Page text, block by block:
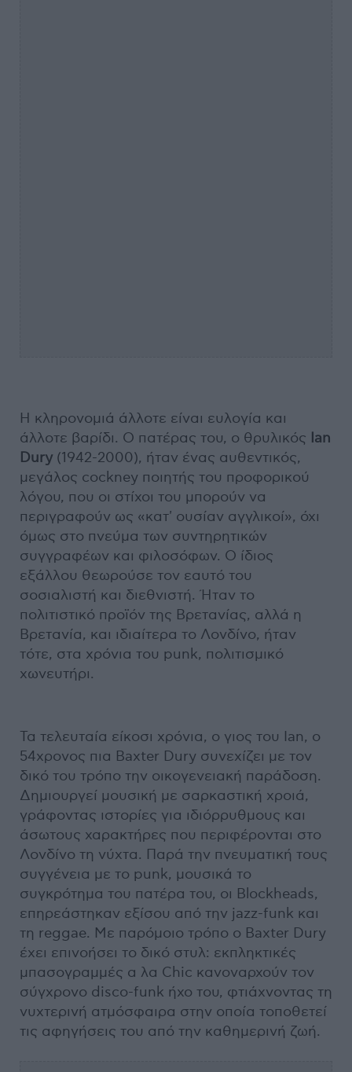
Η κληρονομιά άλλοτε είναι ευλογία και
άλλοτε βαρίδι. Ο πατέρας του, ο θρυλικός Ian
Dury (1942-2000), ήταν ένας αυθεντικός,
μεγάλος cockney ποιητής του προφορικού
λόγου, που οι στίχοι του μπορούν να
περιγραφούν ως «κατ' ουσίαν αγγλικοί», όχι
όμως στο πνεύμα των συντηρητικών
συγγραφέων και φιλοσόφων. Ο ίδιος
εξάλλου θεωρούσε τον εαυτό του
σοσιαλιστή και διεθνιστή. Ήταν το
πολιτιστικό προϊόν της Βρετανίας, αλλά η
Βρετανία, και ιδιαίτερα το Λονδίνο, ήταν
τότε, στα χρόνια του punk, πολιτισμικό
χωνευτήρι.
Τα τελευταία είκοσι χρόνια, ο γιος του Ian, ο
54χρονος πια Baxter Dury συνεχίζει με τον
δικό του τρόπο την οικογενειακή παράδοση.
Δημιουργεί μουσική με σαρκαστική χροιά,
γράφοντας ιστορίες για ιδιόρρυθμους και
άσωτους χαρακτήρες που περιφέρονται στο
Λονδίνο τη νύχτα. Παρά την πνευματική τους
συγγένεια με τo punk, μουσικά το
συγκρότημα του πατέρα του, οι Blockheads,
επηρεάστηκαν εξίσου από την jazz-funk και
τη reggae. Με παρόμοιο τρόπο ο Baxter Dury
έχει επινοήσει το δικό στυλ: εκπληκτικές
μπασογραμμές α λα Chic κανοναρχούν τον
σύγχρονο disco-funk ήχο του, φτιάχνοντας τη
νυχτερινή ατμόσφαιρα στην οποία τοποθετεί
τις αφηγήσεις του από την καθημερινή ζωή.